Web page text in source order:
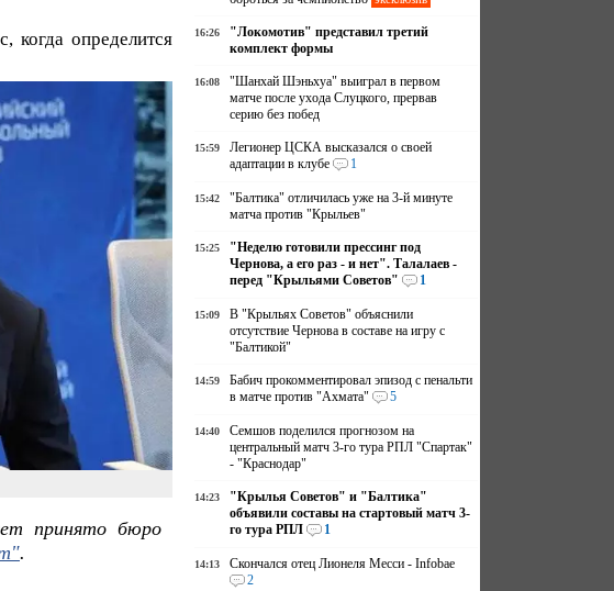
когда определится
принято бюро
.
16:26
"Локомотив" представил третий
комплект формы
16:08
"Шанхай Шэньхуа" выиграл в первом
матче после ухода Слуцкого, прервав
серию без побед
15:59
Легионер ЦСКА высказался о своей
адаптации в клубе
1
15:42
"Балтика" отличилась уже на 3-й минуте
матча против "Крыльев"
15:25
"Неделю готовили прессинг под
Чернова, а его раз - и нет". Талалаев -
перед "Крыльями Советов"
1
15:09
В "Крыльях Советов" объяснили
отсутствие Чернова в составе на игру с
"Балтикой"
14:59
Бабич прокомментировал эпизод с пенальти
в матче против "Ахмата"
5
14:40
Семшов поделился прогнозом на
центральный матч 3-го тура РПЛ "Спартак"
- "Краснодар"
14:23
"Крылья Советов" и "Балтика"
объявили составы на стартовый матч 3-
го тура РПЛ
1
14:13
Скончался отец Лионеля Месси - Infobae
2